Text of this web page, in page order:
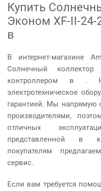
Купить
Эконом XF-II-24-
в
В интернет-магазине
Солнечный
контроллером в .
электротехническое
гарантией. Мы напрямую
производителями,
отличных
представленной в
покупателям
сервис.
Если вам требуется